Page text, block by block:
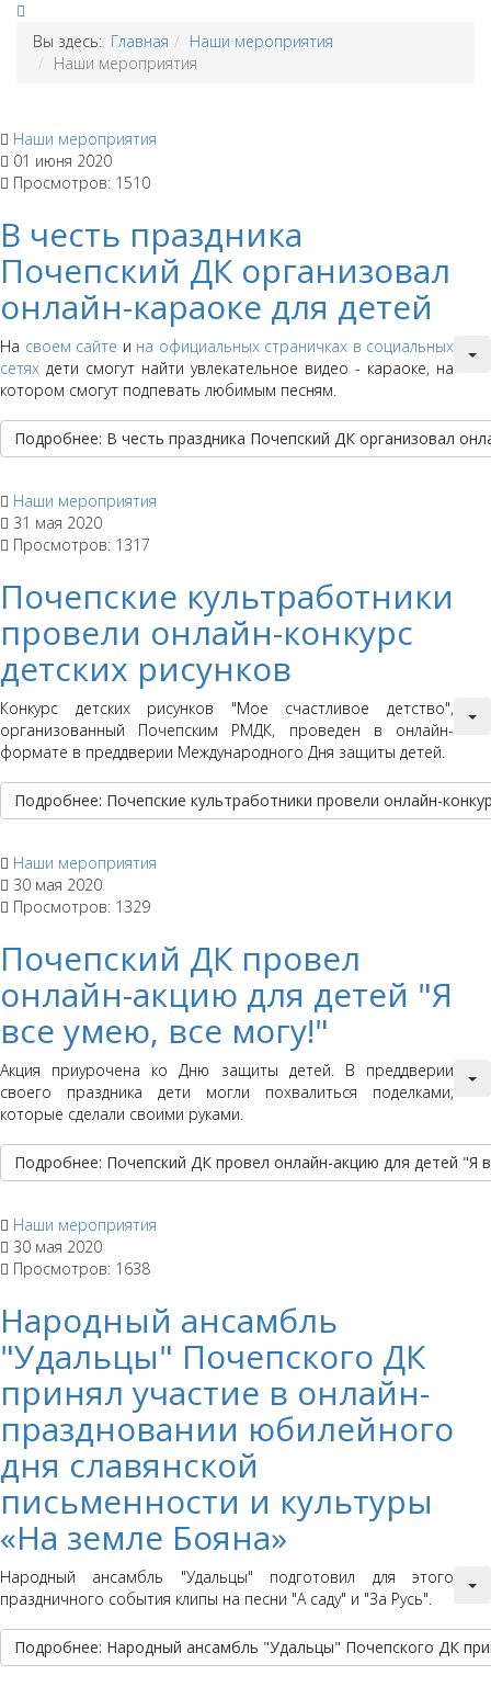
Вы здесь: Главная
Наши мероприятия
Наши мероприятия
Наши мероприятия
01 июня 2020
Просмотров: 1510
В честь праздника
Почепский ДК организовал
онлайн-караоке для детей
На своем сайте и на официальных страничках в социальных
сетях дети смогут найти увлекательное видео - караоке, на
котором смогут подпевать любимым песням.
Подробнее: В честь праздника Почепский ДК организовал
Наши мероприятия
31 мая 2020
Просмотров: 1317
Почепские культработники
провели онлайн-конкурс
детских рисунков
Конкурс детских рисунков "Мое счастливое детство",
организованный Почепским РМДК, проведен в онлайн-
формате в преддверии Международного Дня защиты детей.
Подробнее: Почепские культработники провели онлайн-
Наши мероприятия
30 мая 2020
Просмотров: 1329
Почепский ДК провел
онлайн-акцию для детей "Я
все умею, все могу!"
Акция приурочена ко Дню защиты детей. В преддверии
своего праздника дети могли похвалиться поделками,
которые сделали своими руками.
Подробнее: Почепский ДК провел онлайн-акцию для детей "Я
Наши мероприятия
30 мая 2020
Просмотров: 1638
Народный ансамбль
"Удальцы" Почепского ДК
принял участие в онлайн-
праздновании юбилейного
дня славянской
письменности и культуры
«На земле Бояна»
Народный ансамбль "Удальцы" подготовил для этого
праздничного события клипы на песни "А саду" и "За Русь".
Подробнее: Народный ансамбль "Удальцы" Почепского ДК